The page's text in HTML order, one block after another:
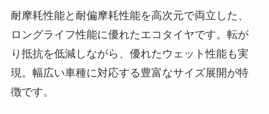
耐摩耗性能と耐偏摩耗性能を高次元で両立した、
ロングライフ性能に優れたエコタイヤです。転が
り抵抗を低減しながら、優れたウェット性能も実
現。幅広い車種に対応する豊富なサイズ展開が特
徴です。